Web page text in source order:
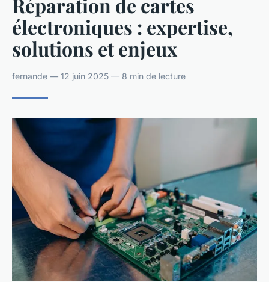
électroniques : expertise,
solutions et enjeux
fernande — 12 juin 2025 — 8 min de lecture